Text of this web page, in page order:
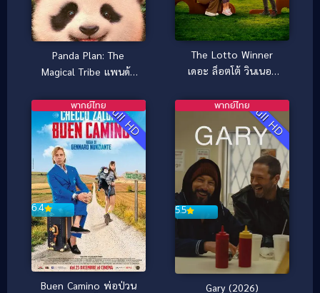
Panda Plan: The
Magical Tribe แพนด้า
The Lotto Winner
เดอะ ล็อตโต้ วินเนอร์
Full HD
6.4
พากย์ไทย
Buen Camino พ่อป่วน
Full HD
5.5
พากย์ไทย
Gary (2026)